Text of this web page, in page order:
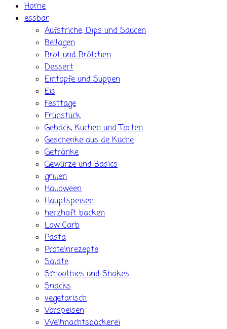
Home
essbar
Aufstriche, Dips und Saucen
Beilagen
Brot und Brötchen
Dessert
Eintöpfe und Suppen
Eis
Festtage
Frühstück
Gebäck, Kuchen und Torten
Geschenke aus de Küche
Getränke
Gewürze und Basics
grillen
Halloween
Hauptspeisen
herzhaft backen
Low Carb
Pasta
Proteinrezepte
Salate
Smoothies und Shakes
Snacks
vegetarisch
Vorspeisen
Weihnachtsbäckerei